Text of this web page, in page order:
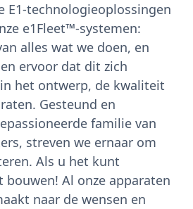
E1-technologieoplossingen
e1Fleet™-systemen:
alles wat we doen, en
ervoor dat dit zich
het ontwerp, de kwaliteit
Gesteund en
familie van
streven we ernaar om
Als u het kunt
Al onze apparaten
naar de wensen en